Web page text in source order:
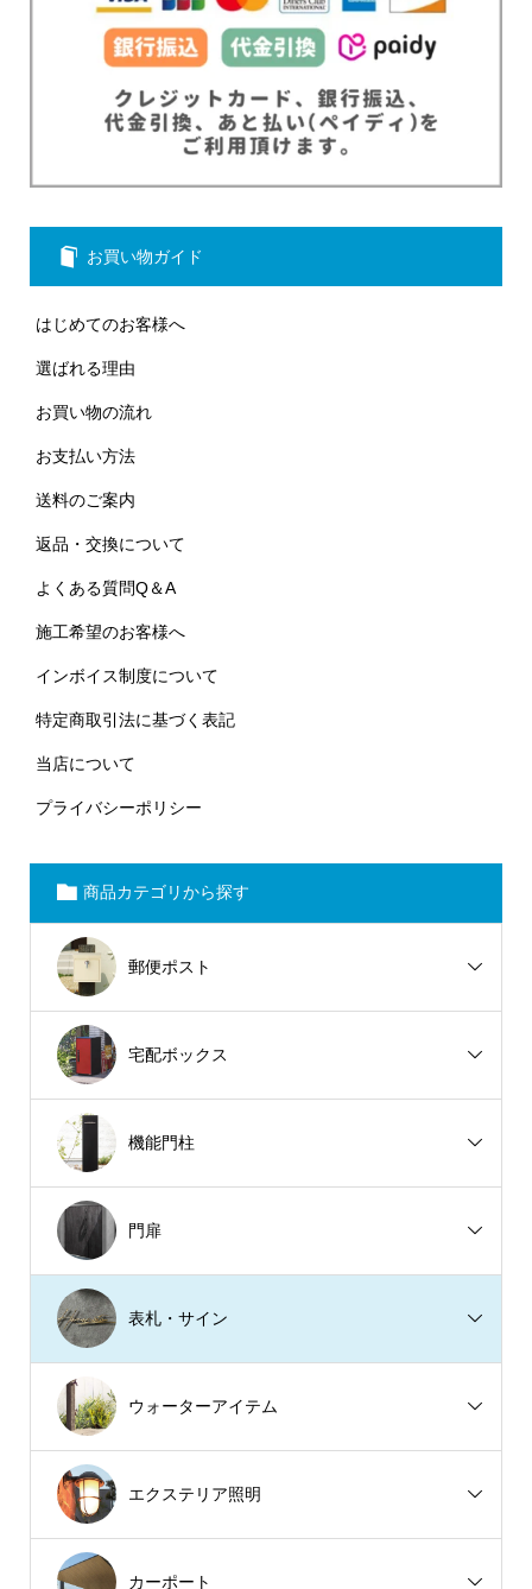
お買い物ガイド
はじめてのお客様へ
選ばれる理由
お買い物の流れ
お支払い方法
送料のご案内
返品・交換について
よくある質問Q＆A
施工希望のお客様へ
インボイス制度について
特定商取引法に基づく表記
当店について
プライバシーポリシー
商品カテゴリから探す
郵便ポスト
宅配ボックス
機能門柱
門扉
表札・サイン
ウォーターアイテム
エクステリア照明
カーポート